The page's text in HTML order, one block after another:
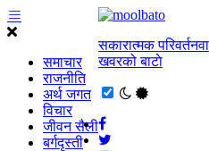
समाचार
राजनीति
अर्थ जगत
विचार
जीवन सैली
बर्गदृस्ती
सकारात्मक
खवरको बाटाे